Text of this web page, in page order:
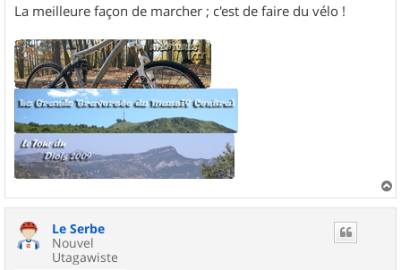
La meilleure façon de marcher ; c'est de faire du vélo !
a
Le Serbe
Nouvel
Utagawiste